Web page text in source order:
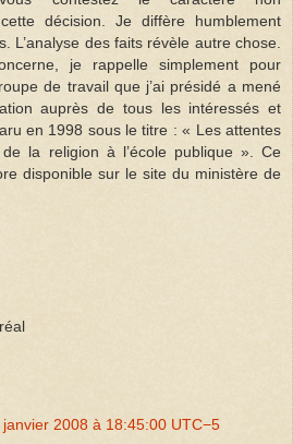
décision. Je diffère humblement
L’analyse des faits révèle autre chose.
je rappelle simplement pour
de travail que j’ai présidé a mené
auprès de tous les intéressés et
en 1998 sous le titre : « Les attentes
de la religion à l’école publique ». Ce
disponible sur le site du ministère de
janvier 2008 à 18:45:00 UTC−5